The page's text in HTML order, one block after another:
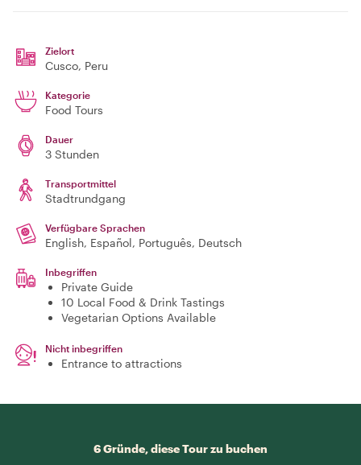
Zielort
Cusco, Peru
Kategorie
Food Tours
Dauer
3 Stunden
Transportmittel
Stadtrundgang
Verfügbare Sprachen
English, Español, Português, Deutsch
Inbegriffen
Private Guide
10 Local Food & Drink Tastings
Vegetarian Options Available
Nicht inbegriffen
Entrance to attractions
6 Gründe, diese Tour zu buchen